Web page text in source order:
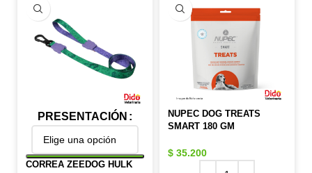
PRESENTACIÓN
CORREA ZEEDOG HULK
NUPEC DOG TREATS
SMART 180 GM
$ 35.200